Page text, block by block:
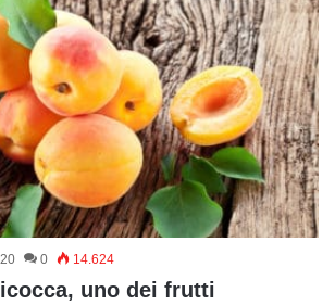
0 14.624
uno dei frutti